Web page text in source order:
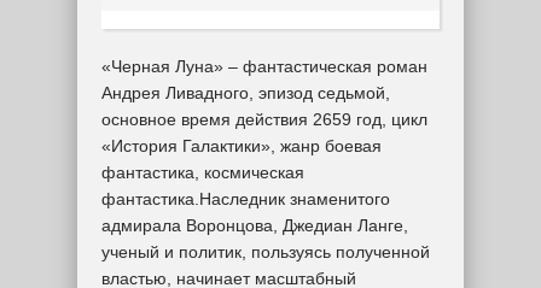
«Черная Луна» – фантастическая роман
Андрея Ливадного, эпизод седьмой,
основное время действия 2659 год, цикл
«История Галактики», жанр боевая
фантастика, космическая
фантастика.Наследник знаменитого
адмирала Воронцова, Джедиан Ланге,
ученый и политик, пользуясь полученной
властью, начинает масштабный